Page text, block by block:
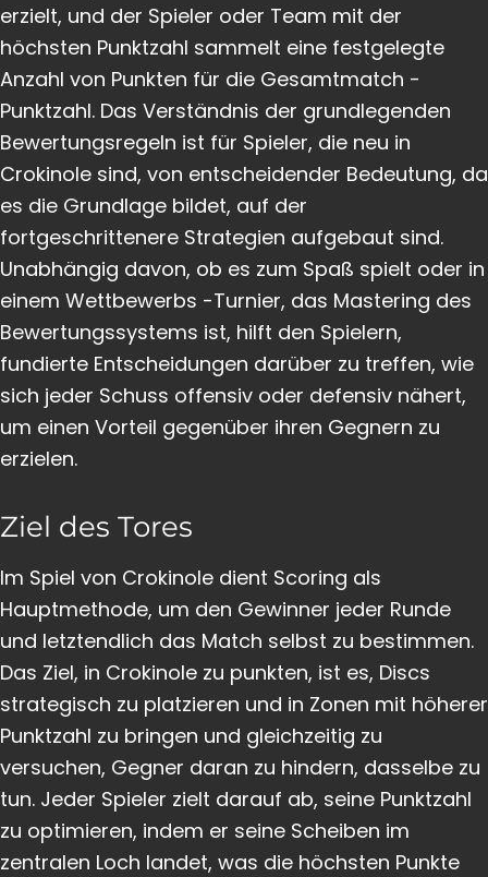
erzielt, und der Spieler oder Team mit der
höchsten Punktzahl sammelt eine festgelegte
Anzahl von Punkten für die Gesamtmatch -
Punktzahl. Das Verständnis der grundlegenden
Bewertungsregeln ist für Spieler, die neu in
Crokinole sind, von entscheidender Bedeutung, da
es die Grundlage bildet, auf der
fortgeschrittenere Strategien aufgebaut sind.
Unabhängig davon, ob es zum Spaß spielt oder in
einem Wettbewerbs -Turnier, das Mastering des
Bewertungssystems ist, hilft den Spielern,
fundierte Entscheidungen darüber zu treffen, wie
sich jeder Schuss offensiv oder defensiv nähert,
um einen Vorteil gegenüber ihren Gegnern zu
erzielen.
Ziel des Tores
Im Spiel von Crokinole dient Scoring als
Hauptmethode, um den Gewinner jeder Runde
und letztendlich das Match selbst zu bestimmen.
Das Ziel, in Crokinole zu punkten, ist es, Discs
strategisch zu platzieren und in Zonen mit höherer
Punktzahl zu bringen und gleichzeitig zu
versuchen, Gegner daran zu hindern, dasselbe zu
tun. Jeder Spieler zielt darauf ab, seine Punktzahl
zu optimieren, indem er seine Scheiben im
zentralen Loch landet, was die höchsten Punkte